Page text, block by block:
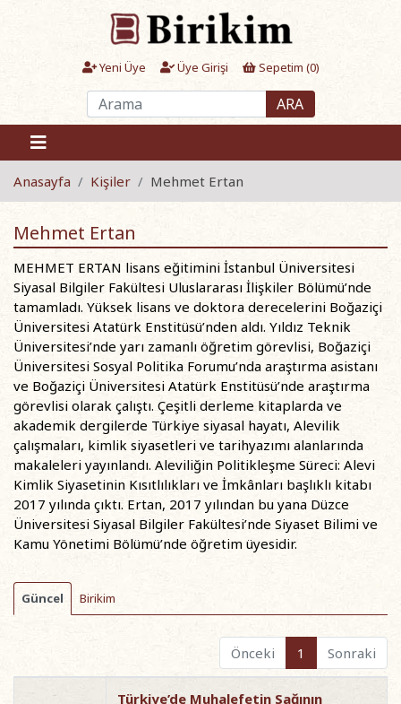
Yeni Üye Üye Girişi Sepetim (0)
ARA
Anasayfa Kişiler Mehmet Ertan
Mehmet Ertan
MEHMET ERTAN lisans eğitimini İstanbul Üniversitesi
Siyasal Bilgiler Fakültesi Uluslararası İlişkiler Bölümü’nde
tamamladı. Yüksek lisans ve doktora derecelerini Boğaziçi
Üniversitesi Atatürk Enstitüsü’nden aldı. Yıldız Teknik
Üniversitesi’nde yarı zamanlı öğretim görevlisi, Boğaziçi
Üniversitesi Sosyal Politika Forumu’nda araştırma asistanı
ve Boğaziçi Üniversitesi Atatürk Enstitüsü’nde araştırma
görevlisi olarak çalıştı. Çeşitli derleme kitaplarda ve
akademik dergilerde Türkiye siyasal hayatı, Alevilik
çalışmaları, kimlik siyasetleri ve tarihyazımı alanlarında
makaleleri yayınlandı. Aleviliğin Politikleşme Süreci: Alevi
Kimlik Siyasetinin Kısıtlılıkları ve İmkânları başlıklı kitabı
2017 yılında çıktı. Ertan, 2017 yılından bu yana Düzce
Üniversitesi Siyasal Bilgiler Fakültesi’nde Siyaset Bilimi ve
Kamu Yönetimi Bölümü’nde öğretim üyesidir.
Güncel Birikim
Önceki 1 Sonraki
Türkiye’de Muhalefetin Sağının